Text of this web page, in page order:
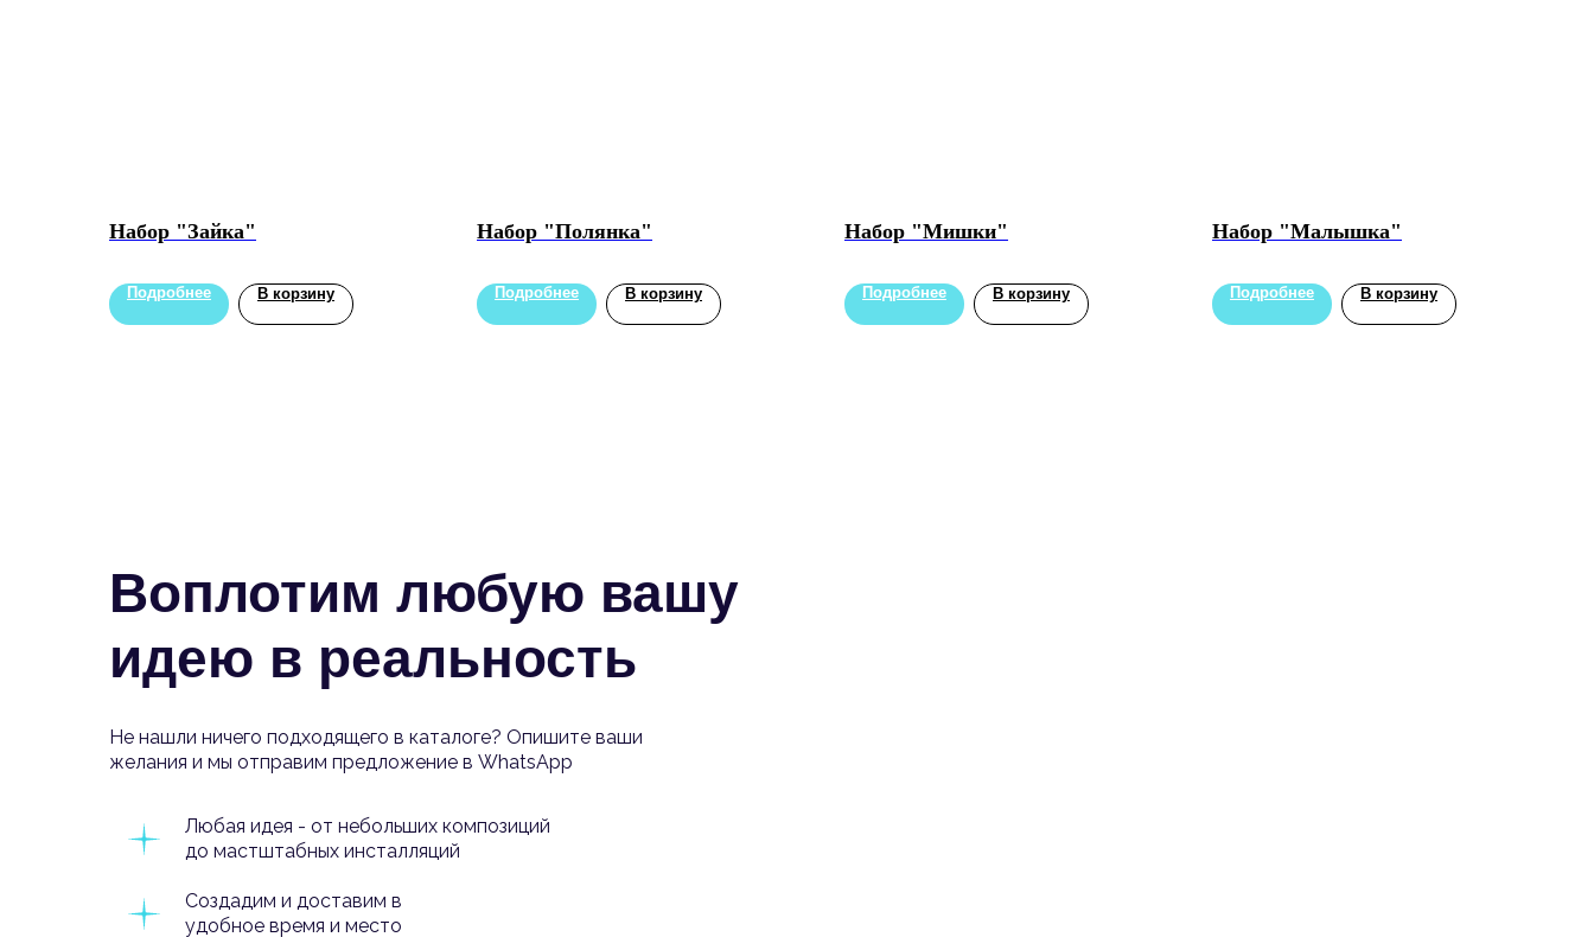
Набор "Зайка"
Подробнее В корзину
Набор "Полянка"
Подробнее В корзину
Набор "Мишки"
Подробнее В корзину
Набор "Малышка"
Подробнее В корзину
Воплотим любую вашу
идею в реальность
Любая идея - от небольших композиций
до мастштабных инсталляций
Создадим и доставим в
удобное время и место
Не нашли ничего подходящего в каталоге? Опишите ваши
желания и мы отправим предложение в WhatsApp